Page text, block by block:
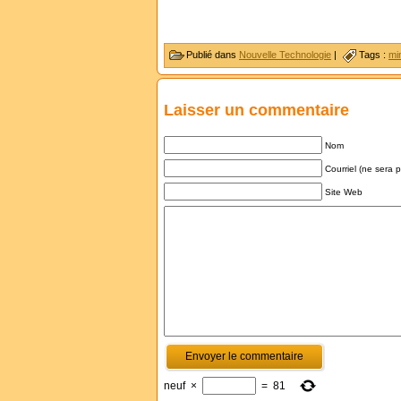
Publié dans Nouvelle Technologie Tags :
Laisser un commentaire
Nom
Courriel (ne sera
Site Web
neuf × = 81